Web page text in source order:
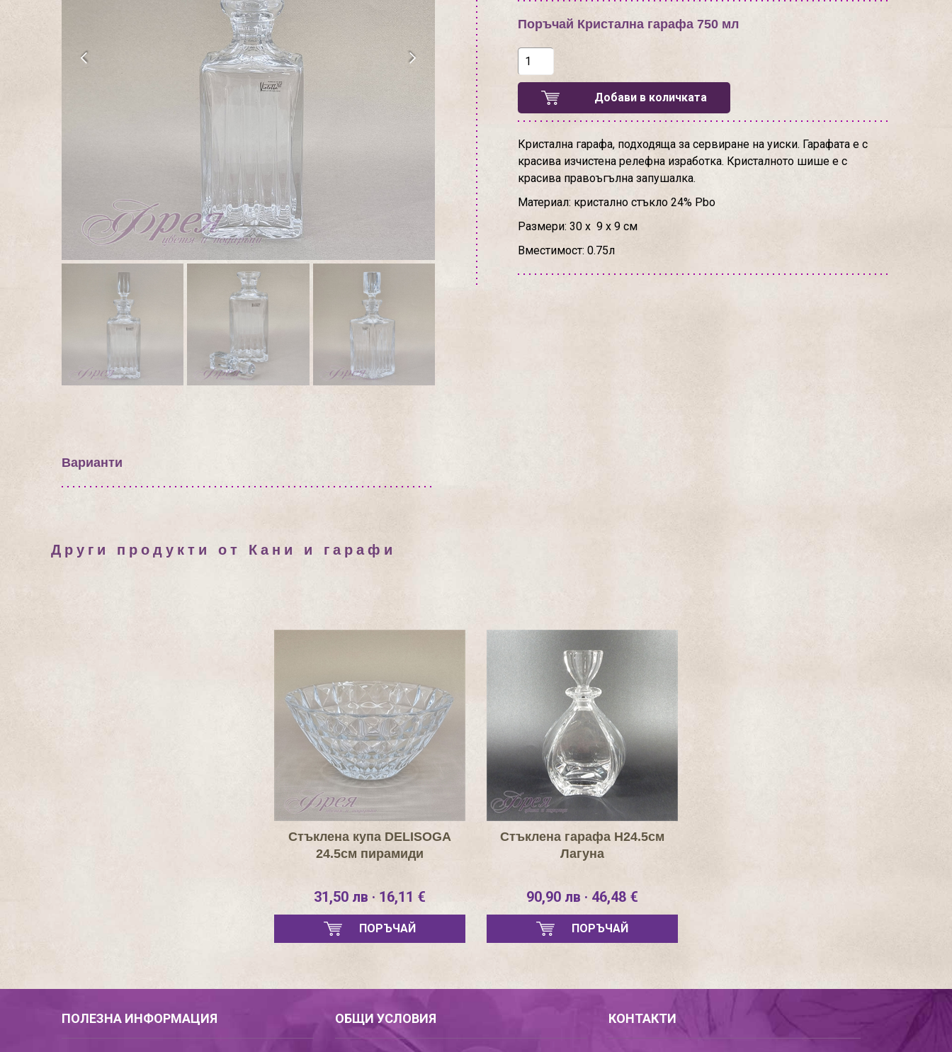
Варианти
Поръчай Кристална гарафа 750 мл
Добави в количката
Кристална гарафа, подходяща за сервиране на уиски. Гарафата е с
красива изчистена релефна изработка. Кристалното шише е с
красива правоъгълна запушалка.
Материал: кристално стъкло 24% Pbo
Размери: 30 х 9 х 9 см
Вместимост: 0.75л
Други продукти от Кани и гарафи
Стъклена купа DELISOGA
24.5см пирамиди
31,50 лв · 16,11 €
ПОРЪЧАЙ
Стъклена гарафа Н24.5см
Лагуна
90,90 лв · 46,48 €
ПОРЪЧАЙ
ПОЛЕЗНА ИНФОРМАЦИЯ ОБЩИ УСЛОВИЯ КОНТАКТИ